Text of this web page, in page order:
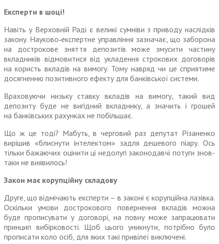
Експерти в шоці!
Навіть у Верховній Раді є великі сумніви з приводу наслідків
закону. Науково‑експертне управління зазначає, що заборона
на дострокове зняття депозитів може змусити частину
вкладників відмовитися від укладення строкових договорів
на користь вкладів на вимогу. Тому навряд чи це сприятиме
досягненню позитивного ефекту для банківської системи.
Враховуючи низьку ставку вкладів на вимогу, такий вид
депозиту буде не вигідний вкладнику, а значить і грошей
на банківських рахунках не побільшає.
Що ж це тоді? Мабуть, в черговий раз депутат Різаненко
вирішив «блиснути інтелектом» задля дешевого піару. Ось
тільки бажаючих оцінити ці недолугі законодавчі потуги знов-
таки не виявилось!
Закон має корупційну складову
Друге, що відмічають експерти – в законі є корупційна лазівка.
Оскільки умови дострокового повернення вкладів можна
буде прописувати у договорі, на повну може запрацювати
принцип вибірковості. Щоб цього уникнути, потрібно було
прописати коло осіб, для яких такі привілеї виключені.